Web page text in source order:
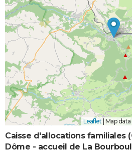
Leaflet Map
Caisse d'allocations familiales
Dôme - accueil de La